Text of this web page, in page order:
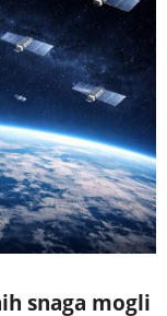
snaga mogli